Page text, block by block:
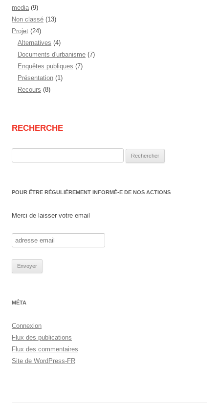
media (9)
Non classé (13)
Projet (24)
Alternatives (4)
Documents d'urbanisme (7)
Enquêtes publiques (7)
Présentation (1)
Recours (8)
RECHERCHE
POUR ÊTRE RÉGULIÈREMENT INFORMÉ-E DE NOS ACTIONS
Merci de laisser votre email
MÉTA
Connexion
Flux des publications
Flux des commentaires
Site de WordPress-FR